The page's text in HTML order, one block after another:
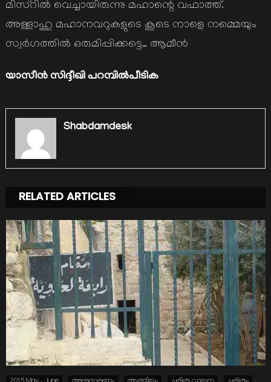
മിസ്‌റില്‍ വെച്ചായിരുന്നു മഹാന്റെ വഫാത്ത്.
അള്ളാഹു മഹാനവറുകളുടെ കൂടെ നാളെ നമ്മെയും
സ്വര്‍ഗത്തില്‍ ഒരുമിപ്പിക്കട്ടെ… ആമീന്‍
യാസീന്‍ സിദ്ദീഖി പറമ്പില്‍പീടിക
Shabdamdesk
RELATED ARTICLES